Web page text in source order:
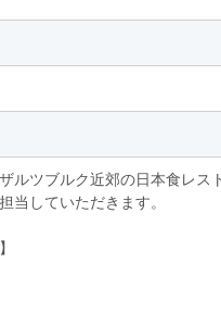
ルツブルク近郊の日本食レス
当していただきます。